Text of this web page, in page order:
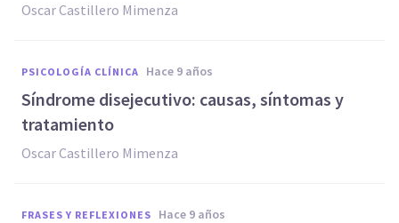
Oscar Castillero Mimenza
PSICOLOGÍA CLÍNICA hace 9 años
Síndrome disejecutivo: causas, síntomas y
tratamiento
Oscar Castillero Mimenza
FRASES Y REFLEXIONES hace 9 años